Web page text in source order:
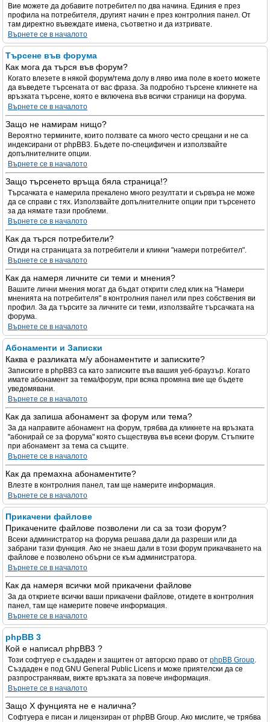
Вие можете да добавите потребител по два начина. Единия е през
профила на потребителя, другият начин е през контролния панел. От
там директно въвеждате имена, съответно и да изтривате.
Върнете се в началото
Търсене във форума
Как мога да търся във форум?
Когато влезете в някой форум/тема долу в ляво има поле в което можете
да въведете търсената от вас фраза. За подробно търсене кликнете на
връзката търсене, която е включена във всички страници на форума.
Върнете се в началото
Защо не намирам нищо?
Вероятно термините, които ползвате са много често срещани и не са
индексирани от phpBB3. Бъдете по-специфичен и използвайте
допълнителните опции.
Върнете се в началото
Защо търсенето връща бяла страница!?
Търсачката е намерила прекалено много резултати и сървъра не може
да се справи с тях. Използвайте допълнителните опции при търсенето
за да нямате тази проблеми.
Върнете се в началото
Как да търся потребители?
Отиди на страницата за потребители и кликни "намери потребител".
Върнете се в началото
Как да намеря личните си теми и мнения?
Вашите лични мнения могат да бъдат открити след клик на "Намери
мненията на потребителя" в контролния панел или през собствения ви
профил. За да търсите за личните си теми, използвайте търсачката на
форума.
Върнете се в началото
Абонаменти и Записки
Каква е разликата м/у абонаментите и записките?
Записките в phpBB3 са като записките във вашия уеб-браузър. Когато
имате абонамент за тема/форум, при всяка промяна вие ще бъдете
уведомявани.
Върнете се в началото
Как да запиша абонамент за форум или тема?
За да направите абонамент на форум, трябва да кликнете на връзката
"абонирай се за форума" която съществува във всеки форум. Стъпките
при абонамент за тема са същите.
Върнете се в началото
Как да премахна абонаментите?
Влезте в контролния панел, там ще намерите информация.
Върнете се в началото
Прикачени файлове
Прикачените файлове позволени ли са за този форум?
Всеки администратор на форума решава дали да разреши или да
забрани тази функция. Ако не знаеш дали в този форум прикачването на
файлове е позволено обърни се към администратора.
Върнете се в началото
Как да намеря всички мой прикачени файлове
За да откриете всички ваши прикачени файлове, отидете в контролния
панел, там ще намерите повече информация.
Върнете се в началото
phpBB 3
Кой е написал phpBB3 ?
Този софтуер е създаден и защитен от авторско право от phpBB Group.
Създаден е под GNU General Public Licens и може приятелски да се
разпространявам, вижте връзката за повече информация.
Върнете се в началото
Защо X фунцията не е налична?
Софтуера е писан и лицензиран от phpBB Group. Ако мислите, че трябва